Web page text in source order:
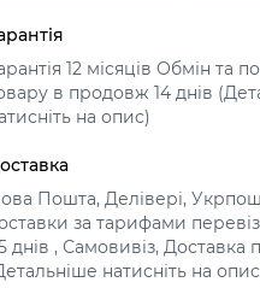
12 місяців Обмін та
в продовж 14 днів
на опис)
Пошта, Делівері,
за тарифами
днів , Самовивіз, Доставка
натисніть на